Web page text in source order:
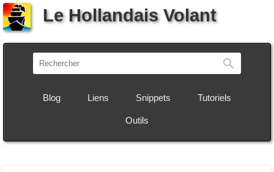
Le Hollandais Volant
Blog Liens Snippets Tutoriels
Outils